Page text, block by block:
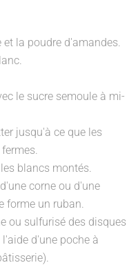
la poudre d'amandes.
le sucre semoule à mi-
jusqu'à ce que les
blancs montés.
corne ou d'une
forme un ruban.
ou sulfurisé des disques
d'une poche à